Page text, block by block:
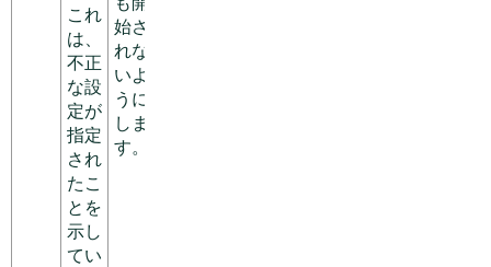
これ
は、
不正
な設
定が
指定
され
たこ
とを
示し
てい
始さ
れな
いよ
うに
しま
す。